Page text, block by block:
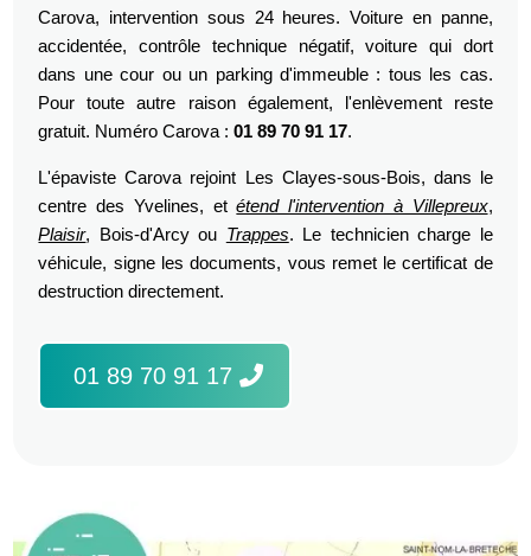
Carova, intervention sous 24 heures. Voiture en panne,
accidentée, contrôle technique négatif, voiture qui dort
dans une cour ou un parking d'immeuble : tous les cas.
Pour toute autre raison également, l'enlèvement reste
gratuit. Numéro Carova :01 89 70 91 17.
L'épaviste Carova rejoint Les Clayes-sous-Bois, dans le
centre des Yvelines, etétend l'intervention à Villepreux,
Plaisir, Bois-d'Arcy ou Trappes. Le technicien charge le
véhicule, signe les documents, vous remet le certificat de
destruction directement.
01 89 70 91 17